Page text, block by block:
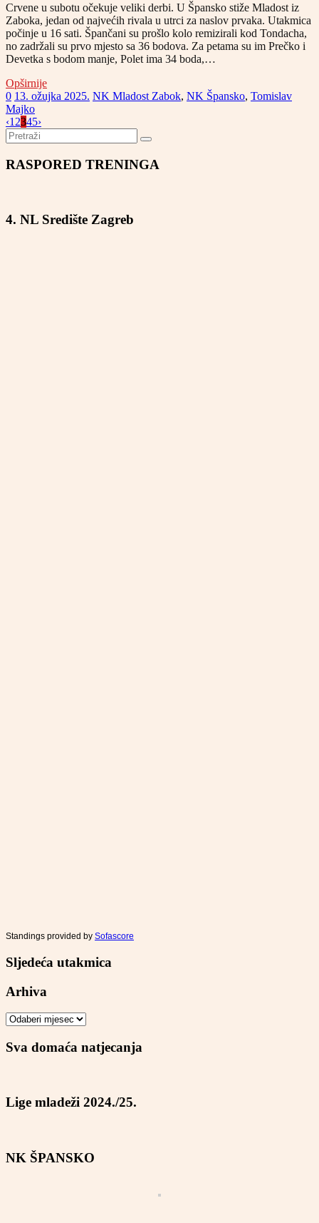
Crvene u subotu očekuje veliki derbi. U Špansko stiže Mladost iz
Zaboka, jedan od najvećih rivala u utrci za naslov prvaka. Utakmica
počinje u 16 sati. Špančani su prošlo kolo remizirali kod Tondacha,
no zadržali su prvo mjesto sa 36 bodova. Za petama su im Prečko i
Devetka s bodom manje, Polet ima 34 boda,…
Opširnije
0 13. ožujka 2025. NK Mladost Zabok, NK Špansko, Tomislav
Majko
‹1 2345›
RASPORED TRENINGA
4. NL Središte Zagreb
Standings provided by Sofascore
Sljedeća utakmica
Arhiva
Arhiva
Sva domaća natjecanja
Lige mladeži 2024./25.
NK ŠPANSKO